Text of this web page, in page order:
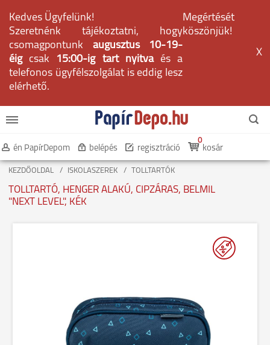
Kedves Ügyfelünk!
Szeretnénk tájékoztatni, hogy
csomagpontunk augusztus 10-19-
éig csak 15:00-ig tart nyitvaés a
telefonos ügyfélszolgálat is eddig lesz
elérhető.
Megértését
köszönjük!
X
én PapírDepom belépés regisztráció kosár
0
KEZDŐOLDAL ISKOLASZEREK TOLLTARTÓK
TOLLTARTÓ, HENGER ALAKÚ, CIPZÁRAS, BELMIL
"NEXT LEVEL", KÉK